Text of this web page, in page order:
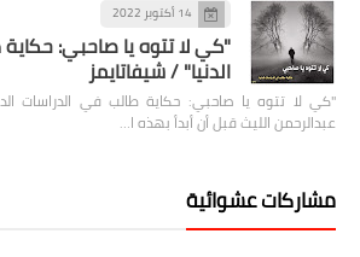
14 أكتوبر 2022
"كي لا تتوه يا صاحبي:
الدنيا" / شيفاتايمز
"كي لا تتوه يا صاحبي: حكاية طالب في الدراسات
عبدالرحمن الليث قبل أن أبدأ بهذه ا…
مشاركات عشوائية